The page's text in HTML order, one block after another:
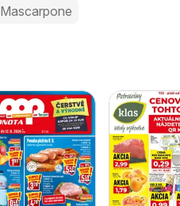
Mascarpone